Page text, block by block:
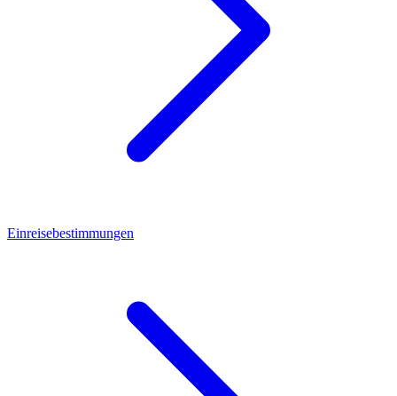
Einreisebestimmungen